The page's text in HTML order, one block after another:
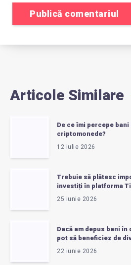
Articole Similare
De ce îmi percepe
criptomonede?
12 iulie 2026
Trebuie să plătesc
investiți în platforma
25 iunie 2026
Dacă am depus bani
pot să beneficiez de
22 iunie 2026